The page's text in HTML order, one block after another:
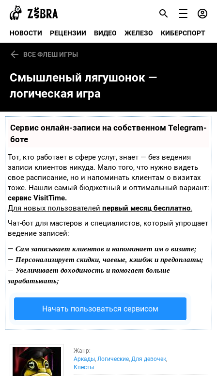
НОВОСТИ РЕЦЕНЗИИ ВИДЕО ЖЕЛЕЗО КИБЕРСПОРТ
ВСЕ ФЛЕШ ИГРЫ
Смышленый лягушонок —
логическая игра
Сервис онлайн-записи на собственном Telegram-
боте
Тот, кто работает в сфере услуг, знает — без ведения
записи клиентов никуда. Мало того, что нужно видеть
свое расписание, но и напоминать клиентам о визитах
тоже. Нашли самый бюджетный и оптимальный вариант:
сервис VisitTime.
Для новых пользователей первый месяц бесплатно.
Чат-бот для мастеров и специалистов, который упрощает
ведение записей:
— Сам записывает клиентов и напоминает им о визите;
— Персонализирует скидки, чаевые, кэшбэк и предоплаты;
— Увеличивает доходимость и помогает больше
зарабатывать;
Начать пользоваться сервисом
Жанр:
Аркады, Логические, Для девочек,
Квесты